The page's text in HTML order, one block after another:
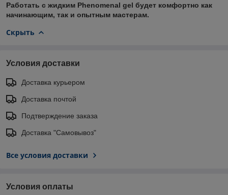
Работать с жидким Phenomenal gel будет комфортно как
начинающим, так и опытным мастерам.
Скрыть
Условия доставки
Доставка курьером
Доставка почтой
Подтверждение заказа
Доставка "Самовывоз"
Все условия доставки
Условия оплаты